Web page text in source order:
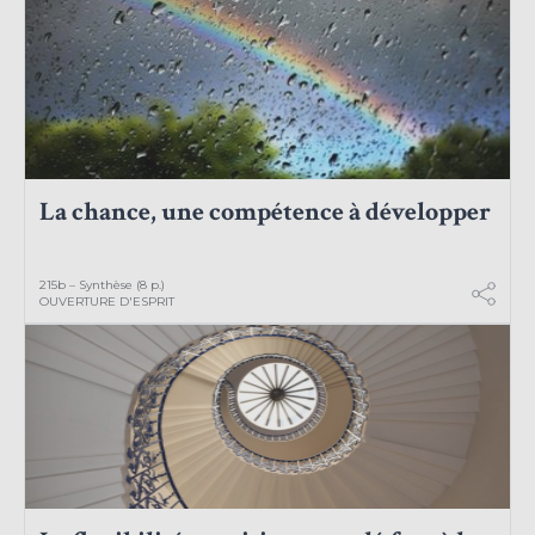
La chance, une compétence à développer
215b – Synthèse (8 p.)
OUVERTURE D'ESPRIT